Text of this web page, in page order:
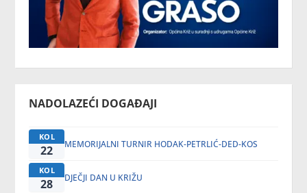
NADOLAZEĆI DOGAĐAJI
KOL
22 MEMORIJALNI TURNIR HODAK-PETRLIĆ-DED-KOS
KOL
28 DJEČJI DAN U KRIŽU